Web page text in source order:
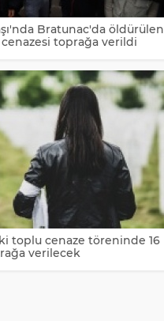
Bratunac'da öldürülen
toprağa verildi
toplu cenaze töreninde 16
verilecek